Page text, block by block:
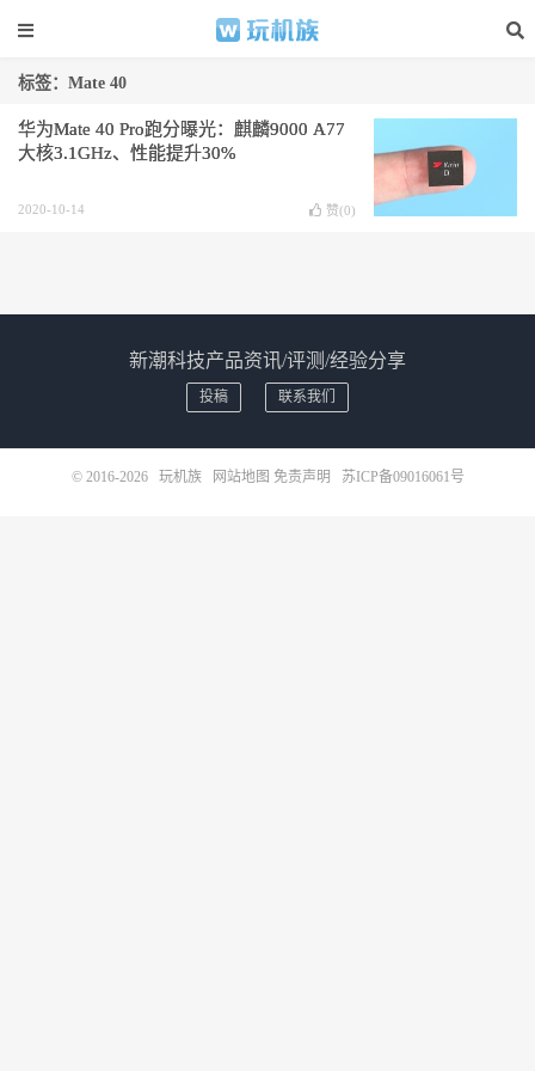
标签：Mate 40
华为Mate 40 Pro跑分曝光：麒麟9000 A77
大核3.1GHz、性能提升30%
2020-10-14 赞(0)
新潮科技产品资讯/评测/经验分享
投稿 联系我们
© 2016-2026 玩机族 网站地图 免责声明 苏ICP备09016061号